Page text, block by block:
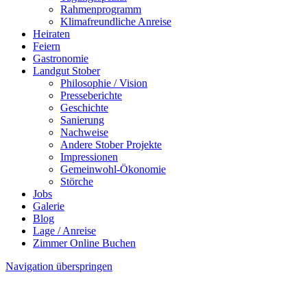
Rahmenprogramm
Klimafreundliche Anreise
Heiraten
Feiern
Gastronomie
Landgut Stober
Philosophie / Vision
Presseberichte
Geschichte
Sanierung
Nachweise
Andere Stober Projekte
Impressionen
Gemeinwohl-Ökonomie
Störche
Jobs
Galerie
Blog
Lage / Anreise
Zimmer Online Buchen
Navigation überspringen